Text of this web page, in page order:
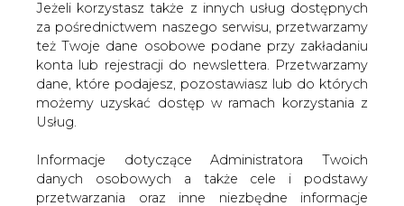
Jeżeli korzystasz także z innych usług dostępnych
za pośrednictwem naszego serwisu, przetwarzamy
też Twoje dane osobowe podane przy zakładaniu
konta lub rejestracji do newslettera. Przetwarzamy
dane, które podajesz, pozostawiasz lub do których
możemy uzyskać dostęp w ramach korzystania z
Usług.
Informacje dotyczące Administratora Twoich
danych osobowych a także cele i podstawy
przetwarzania oraz inne niezbędne informacje
Strona główna SERWIS INFORMACYJNY CIRE 24
widać końca zwyżki
2004-03-18 00:00
skomentuj
udostępnij: